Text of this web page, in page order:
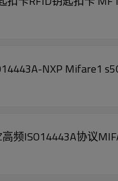
NXP Mifare1
频ISO14443A协议